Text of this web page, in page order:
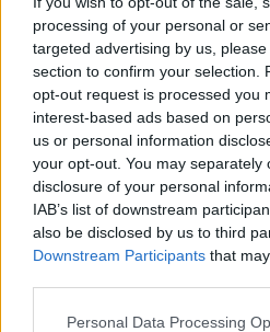
processing of your personal or
targeted advertising by us,
section to confirm your selection.
opt-out request is processed you
interest-based ads based on
us or personal information
your opt-out. You may separately
disclosure of your personal
IAB’s list of downstream
also be disclosed by us to third
Downstream Participants that
Please note that this website/app
Personal Data Processing